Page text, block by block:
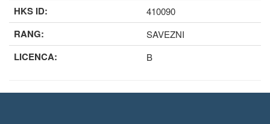
HKS ID: 410090
RANG: SAVEZNI
LICENCA: B